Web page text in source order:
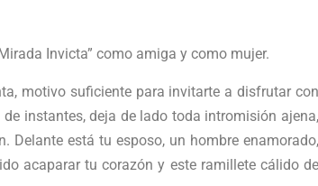
Invicta” como amiga y como mujer.
motivo suficiente para invitarte a disfrutar con
instantes, deja de lado toda intromisión ajena,
Delante está tu esposo, un hombre enamorado,
acaparar tu corazón y este ramillete cálido de